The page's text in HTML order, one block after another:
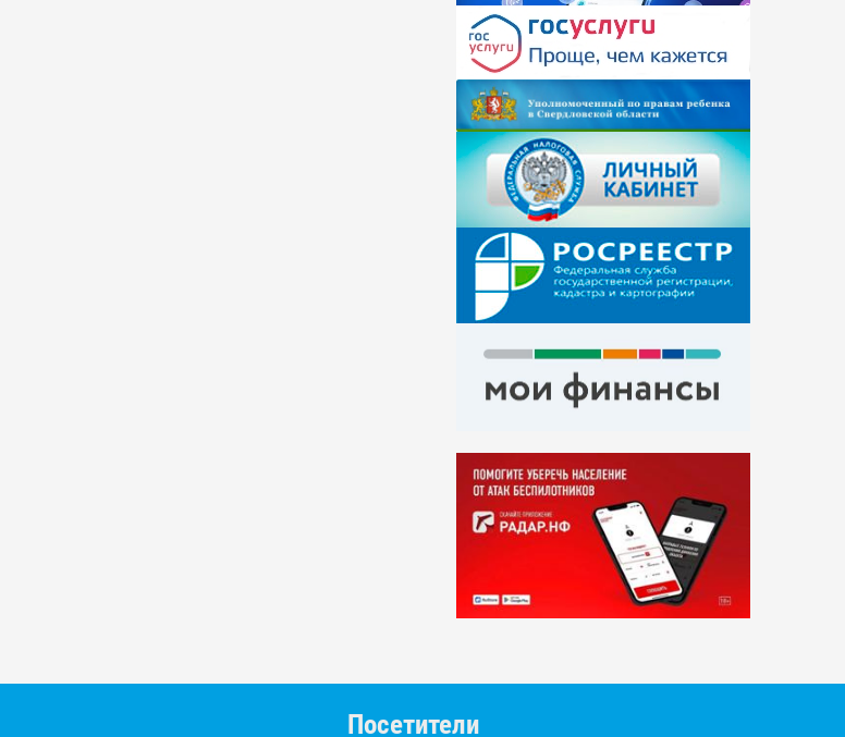
Посетители